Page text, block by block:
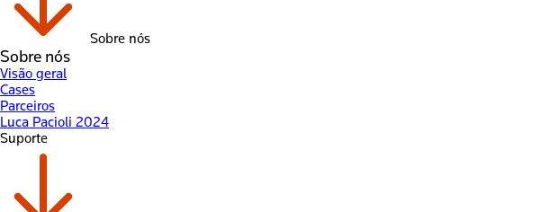
Sobre nós
Sobre nós
Visão geral
Cases
Parceiros
Luca Pacioli 2024
Suporte